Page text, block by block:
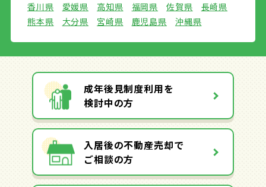
香川県
愛媛県 高知県 福岡県 佐賀県
長崎県
熊本県
大分県 宮崎県 鹿児島県 沖縄県
成年後見制度利用を
検討中の方
入居後の不動産売却で
ご相談の方